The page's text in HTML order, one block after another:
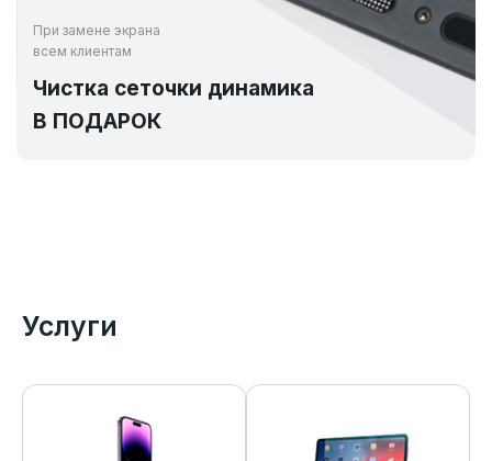
При замене экрана
всем клиентам
Чистка сеточки динамика
В ПОДАРОК
Услуги